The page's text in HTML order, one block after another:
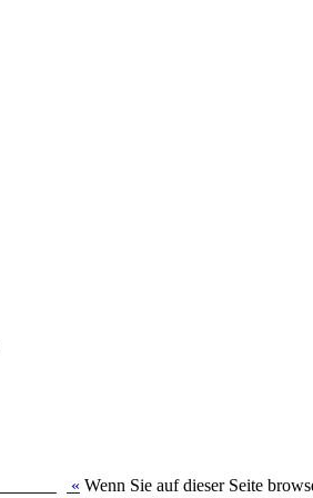
« Wenn Sie auf dieser Seite